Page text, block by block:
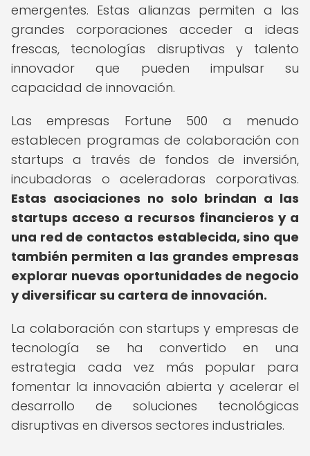
emergentes. Estas alianzas permiten a las
grandes corporaciones acceder a ideas
frescas, tecnologías disruptivas y talento
innovador que pueden impulsar su
capacidad de innovación.
Las empresas Fortune 500 a menudo
establecen programas de colaboración con
startups a través de fondos de inversión,
incubadoras o aceleradoras corporativas.
Estas asociaciones no solo brindan a las
startups acceso a recursos financieros y a
una red de contactos establecida, sino que
también permiten a las grandes empresas
explorar nuevas oportunidades de negocio
y diversificar su cartera de innovación.
La colaboración con startups y empresas de
tecnología se ha convertido en una
estrategia cada vez más popular para
fomentar la innovación abierta y acelerar el
desarrollo de soluciones tecnológicas
disruptivas en diversos sectores industriales.